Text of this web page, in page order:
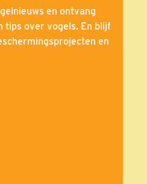
en ontvang
tips over vogels. En blijf
en